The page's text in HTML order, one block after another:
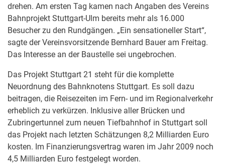
drehen. Am ersten Tag kamen nach Angaben des Vereins
Bahnprojekt Stuttgart-Ulm bereits mehr als 16.000
Besucher zu den Rundgängen. „Ein sensationeller Start“,
sagte der Vereinsvorsitzende Bernhard Bauer am Freitag.
Das Interesse an der Baustelle sei ungebrochen.
Das Projekt Stuttgart 21 steht für die komplette
Neuordnung des Bahnknotens Stuttgart. Es soll dazu
beitragen, die Reisezeiten im Fern- und im Regionalverkehr
erheblich zu verkürzen. Inklusive aller Brücken und
Zubringertunnel zum neuen Tiefbahnhof in Stuttgart soll
das Projekt nach letzten Schätzungen 8,2 Milliarden Euro
kosten. Im Finanzierungsvertrag waren im Jahr 2009 noch
4,5 Milliarden Euro festgelegt worden.